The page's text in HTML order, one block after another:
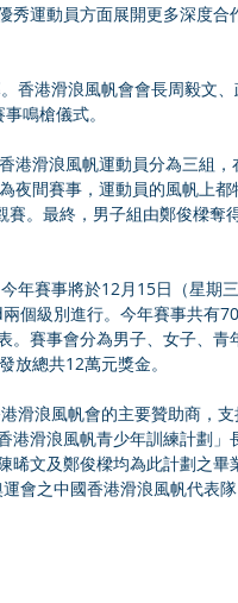
秀運動員方面展開更多深度合
香港滑浪風帆會會長周毅文
鳴槍儀式。
港滑浪風帆運動員分為三組，
夜間賽事，運動員的風帆上都
賽。最終，男子組由鄭俊樑奪
年賽事將於12月15日（星期
個級別進行。今年賽事共有
。賽事會分為男子、女子、青
放總共12萬元獎金。
滑浪風帆會的主要贊助商，
港滑浪風帆青少年訓練計劃」
文及鄭俊樑均為此計劃之畢
會之中國香港滑浪風帆代表